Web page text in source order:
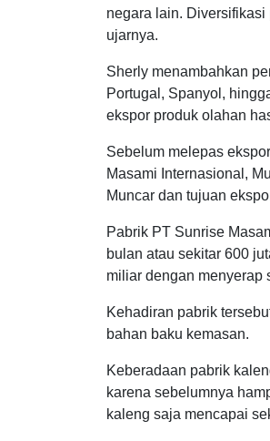
negara lain.
ujarnya.
Sherly menambahkan
Portugal, Spanyol,
ekspor produk olahan
Sebelum melepas
Masami Internasional,
Muncar dan tujuan
Pabrik PT Sunrise
bulan atau sekitar 600
miliar dengan menyerap
Kehadiran pabrik
bahan baku kemasan.
Keberadaan pabrik
karena sebelumnya
kaleng saja mencapai